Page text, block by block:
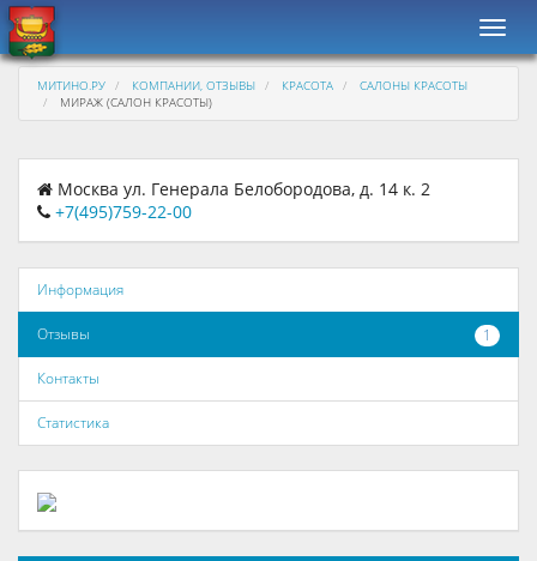
МИТИНО.РУ КОМПАНИИ, ОТЗЫВЫ КРАСОТА
САЛОНЫ КРАСОТЫ
МИРАЖ (САЛОН КРАСОТЫ)
Москва ул. Генерала Белобородова, д. 14 к. 2
+7(495)759-22-00
Информация
1
Отзывы
Контакты
Статистика